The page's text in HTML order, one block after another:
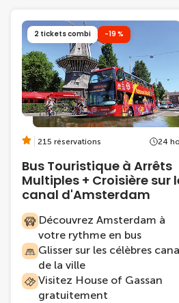
2 tickets combi -19 %
215 réservations 24
Bus Touristique à Arrêts
Multiples + Croisière sur
canal d'Amsterdam
Découvrez Amsterdam à
votre rythme en bus
Glisser sur les célèbres
de la ville
Visitez House of Gassan
gratuitement